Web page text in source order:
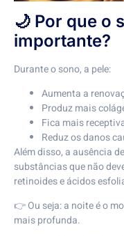
🌙 Por que o
importante?
Durante o sono, a pele:
Aumenta a
Produz mais
Fica mais
Reduz os danos
Além disso, a ausência
substâncias que não
retinoides e ácidos
👉 Ou seja: a noite é o
mais profunda.